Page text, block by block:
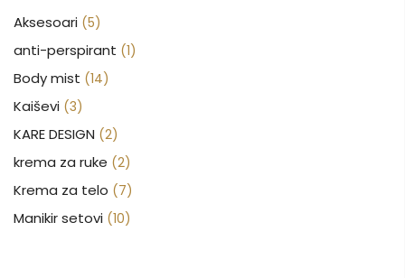
Aksesoari (5)
anti-perspirant (1)
Body mist (14)
Kaiševi (3)
KARE DESIGN (2)
krema za ruke (2)
Krema za telo (7)
Manikir setovi (10)